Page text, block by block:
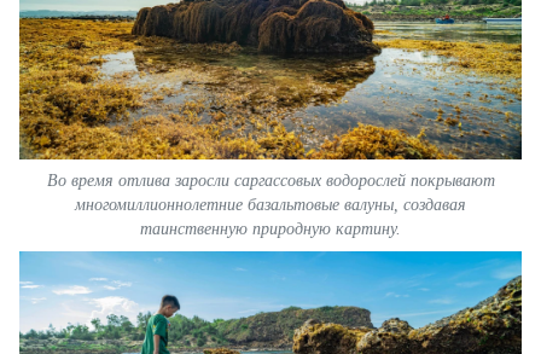
Во время отлива заросли саргассовых водорослей покрывают
многомиллионнолетние базальтовые валуны, создавая
таинственную природную картину.